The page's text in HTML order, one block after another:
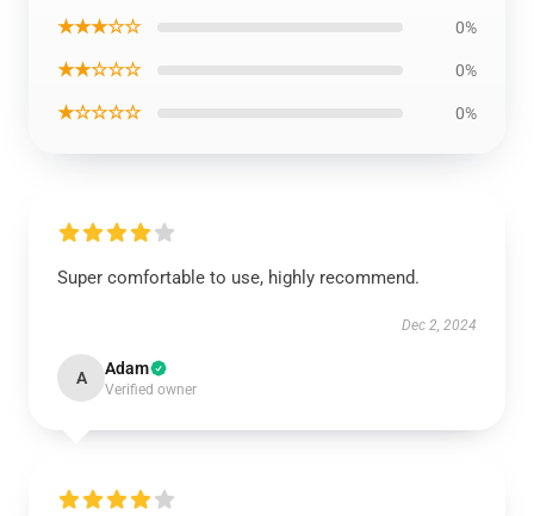
★★★☆☆ 0%
★★☆☆☆ 0%
★☆☆☆☆ 0%
Super comfortable to use, highly recommend.
Dec 2, 2024
A Adam
Verified owner